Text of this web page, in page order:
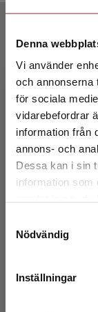
Denna
Vi använder
och annonserna
för sociala
vidarebefordrar
information från
annons- och
Dessa kan i sin
information som
Nödvändig
Inställningar
Det verkar
Vi erbjuder
att kunna
Jerzy
Sundsv...